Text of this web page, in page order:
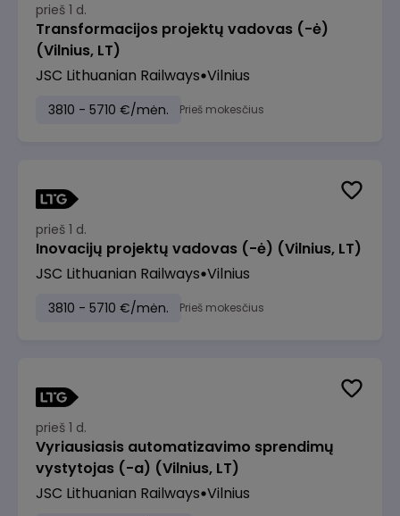
prieš 1 d.
Transformacijos projektų vadovas (-ė)
(Vilnius, LT)
JSC Lithuanian Railways Vilnius
3810 - 5710 €/mėn. Prieš mokesčius
prieš 1 d.
Inovacijų projektų vadovas (-ė) (Vilnius, LT)
JSC Lithuanian Railways Vilnius
3810 - 5710 €/mėn. Prieš mokesčius
prieš 1 d.
Vyriausiasis automatizavimo sprendimų
vystytojas (-a) (Vilnius, LT)
JSC Lithuanian Railways Vilnius